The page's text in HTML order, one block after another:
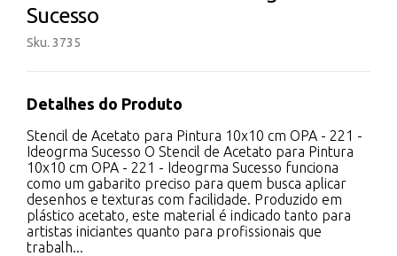
Sucesso
Sku. 3735
Detalhes do Produto
Stencil de Acetato para Pintura 10x10 cm OPA - 221 -
Ideogrma Sucesso O Stencil de Acetato para Pintura
10x10 cm OPA - 221 - Ideogrma Sucesso funciona
como um gabarito preciso para quem busca aplicar
desenhos e texturas com facilidade. Produzido em
plástico acetato, este material é indicado tanto para
artistas iniciantes quanto para profissionais que
trabalh...